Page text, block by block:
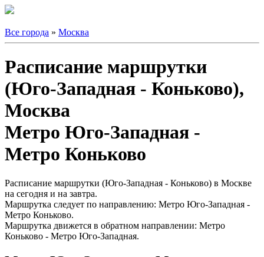
Все города » Москва
Расписание маршрутки
(Юго-Западная - Коньково),
Москва
Метро Юго-Западная -
Метро Коньково
Расписание маршрутки (Юго-Западная - Коньково) в Москве
на сегодня и на завтра.
Маршрутка следует по направлению: Метро Юго-Западная -
Метро Коньково.
Маршрутка движется в обратном направлении: Метро
Коньково - Метро Юго-Западная.